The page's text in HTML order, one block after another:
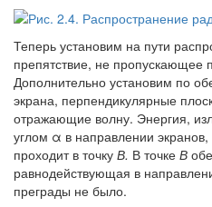
Теперь установим на пути
препятствие, не пропускающее
Дополнительно установим по
экрана, перпендикулярные
отражающие волну. Энергия,
углом α в направлении
проходит в точку В. В точке В
равнодействующая в
преграды не было.